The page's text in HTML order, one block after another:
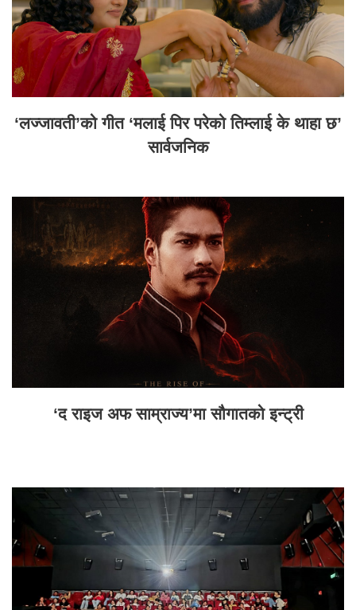
‘लज्जावती’को गीत ‘मलाई पिर परेको तिम्लाई के थाहा छ’
सार्वजनिक
‘द राइज अफ साम्राज्य’मा सौगातको इन्ट्री